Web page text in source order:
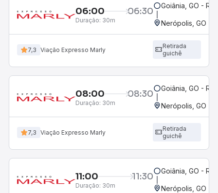
06:00 06:30
Duração: 30m
Goiânia, GO -
Nerópolis, GO -
7,3 Viação Expresso Marly
Retirada
guichê
08:00 08:30
Duração: 30m
Goiânia, GO -
Nerópolis, GO -
7,3 Viação Expresso Marly
Retirada
guichê
11:00 11:30
Duração: 30m
Goiânia, GO -
Nerópolis, GO -